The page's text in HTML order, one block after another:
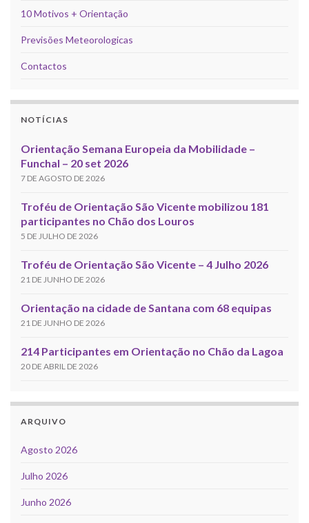
10 Motivos + Orientação
Previsões Meteorologicas
Contactos
NOTÍCIAS
Orientação Semana Europeia da Mobilidade –
Funchal – 20 set 2026
7 DE AGOSTO DE 2026
Troféu de Orientação São Vicente mobilizou 181
participantes no Chão dos Louros
5 DE JULHO DE 2026
Troféu de Orientação São Vicente – 4 Julho 2026
21 DE JUNHO DE 2026
Orientação na cidade de Santana com 68 equipas
21 DE JUNHO DE 2026
214 Participantes em Orientação no Chão da Lagoa
20 DE ABRIL DE 2026
ARQUIVO
Agosto 2026
Julho 2026
Junho 2026